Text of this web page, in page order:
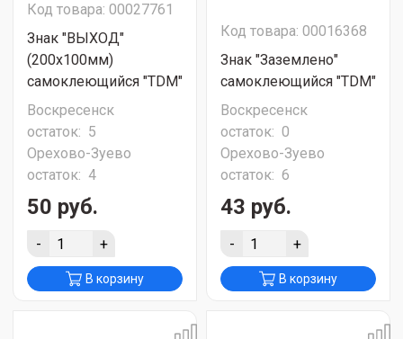
Код товара: 00027761
Знак "ВЫХОД"
(200х100мм)
самоклеющийся "TDM"
Воскресенск
остаток: 5
Орехово-Зуево
остаток: 4
50 руб.
- +
В корзину
Код товара: 00016368
Знак "Заземлено"
самоклеющийся "TDM"
Воскресенск
остаток: 0
Орехово-Зуево
остаток: 6
43 руб.
- +
В корзину